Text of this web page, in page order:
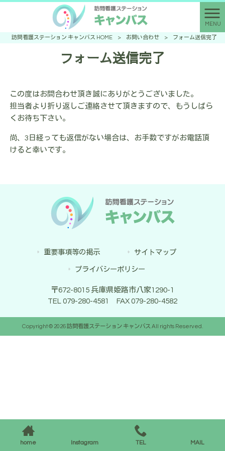
MENU
訪問看護ステーション キャンバス HOME > お問い合わせ > フォーム送信完了
フォーム送信完了
この度はお問合わせ頂き誠にありがとうございました。
担当者より折り返しご連絡させて頂きますので、もうしばら
くお待ち下さい。
尚、3日経っても返信がない場合は、お手数ですがお電話頂
けると幸いです。
重要事項等の掲示 サイトマップ
プライバシーポリシー
〒672-8015 兵庫県姫路市八家1290-1
TEL 079-280-4581 FAX 079-280-4582
Copyright © 2026 訪問看護ステーション キャンバス All rights Reserved.
home Instagram TEL MAIL